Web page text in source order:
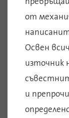
от
Освен
източник
и